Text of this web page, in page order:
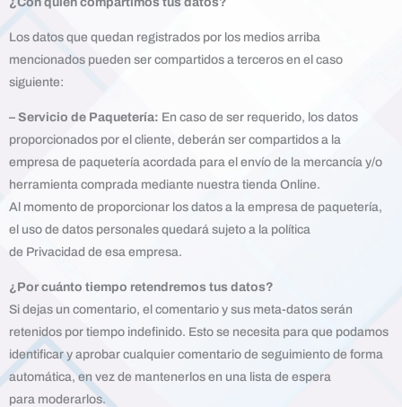
Los datos que quedan registrados por los medios arriba
mencionados pueden ser compartidos a terceros en el caso
siguiente:
– Servicio de Paquetería: En caso de ser requerido, los datos
proporcionados por el cliente, deberán ser compartidos a la
empresa de paquetería acordada para el envío de la mercancía y/o
herramienta comprada mediante nuestra tienda Online.
Al momento de proporcionar los datos a la empresa de paquetería,
el uso de datos personales quedará sujeto a la política
de Privacidad de esa empresa.
¿Por cuánto tiempo retendremos tus datos?
Si dejas un comentario, el comentario y sus meta-datos serán
retenidos por tiempo indefinido. Esto se necesita para que podamos
identificar y aprobar cualquier comentario de seguimiento de forma
automática, en vez de mantenerlos en una lista de espera
para moderarlos.